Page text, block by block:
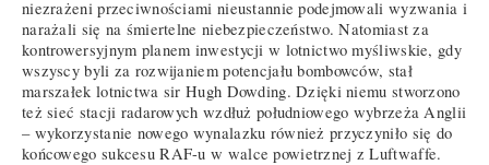
niezrażeni przeciwnościami nieustannie podejmowali wyzwania i
narażali się na śmiertelne niebezpieczeństwo. Natomiast za
kontrowersyjnym planem inwestycji w lotnictwo myśliwskie, gdy
wszyscy byli za rozwijaniem potencjału bombowców, stał
marszałek lotnictwa sir Hugh Dowding. Dzięki niemu stworzono
też sieć stacji radarowych wzdłuż południowego wybrzeża Anglii
– wykorzystanie nowego wynalazku również przyczyniło się do
końcowego sukcesu RAF-u w walce powietrznej z Luftwaffe.